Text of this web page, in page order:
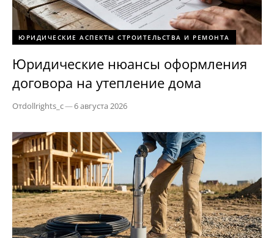
ЮРИДИЧЕСКИЕ АСПЕКТЫ СТРОИТЕЛЬСТВА И РЕМОНТА
Юридические нюансы оформления
договора на утепление дома
Отdollrights_c—6 августа 2026